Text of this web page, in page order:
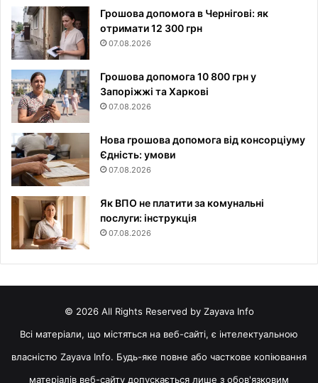
Грошова допомога в Чернігові: як
отримати 12 300 грн
07.08.2026
Грошова допомога 10 800 грн у
Запоріжжі та Харкові
07.08.2026
Нова грошова допомога від консорціуму
Єдність: умови
07.08.2026
Як ВПО не платити за комунальні
послуги: інструкція
07.08.2026
© 2026 All Rights Reserved by Zayava Info
Всі матеріали, що містяться на веб-сайті, є інтелектуальною
власністю Zayava Info. Будь-яке повне або часткове копіювання
матеріалів веб-сайту допускається лише з обов'язковим